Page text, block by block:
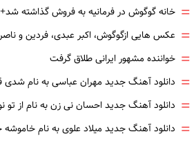
= خانه گوگوش در فرمانیه به فروش گذاشته
= عکس هایی ازگوگوش، اکبر عبدی، فردین و
= خواننده مشهور ایرانی طلاق گرفت
= دانلود آهنگ جدید مهران عباسی به نام شدی
= دانلود آهنگ جدید احسان نی زن به نام از تو
= دانلود آهنگ جدید میلاد علوی به نام